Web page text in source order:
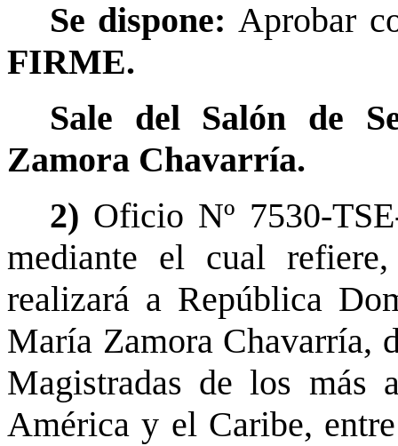
Se dispone:Aprobar
FIRME.
Sale del Salón de
Zamora Chavarría.
2) Oficio Nº 7530-
mediante el cual
realizará a República
María Zamora Chavarría,
Magistradas de los más
América y el Caribe,